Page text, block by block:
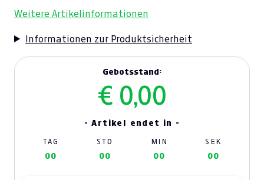
Weitere Artikelinformationen
Informationen zur Produktsicherheit
Gebotsstand:
€ 0,00
- Artikel endet in -
TAG STD MIN SEK
00 00 00 00